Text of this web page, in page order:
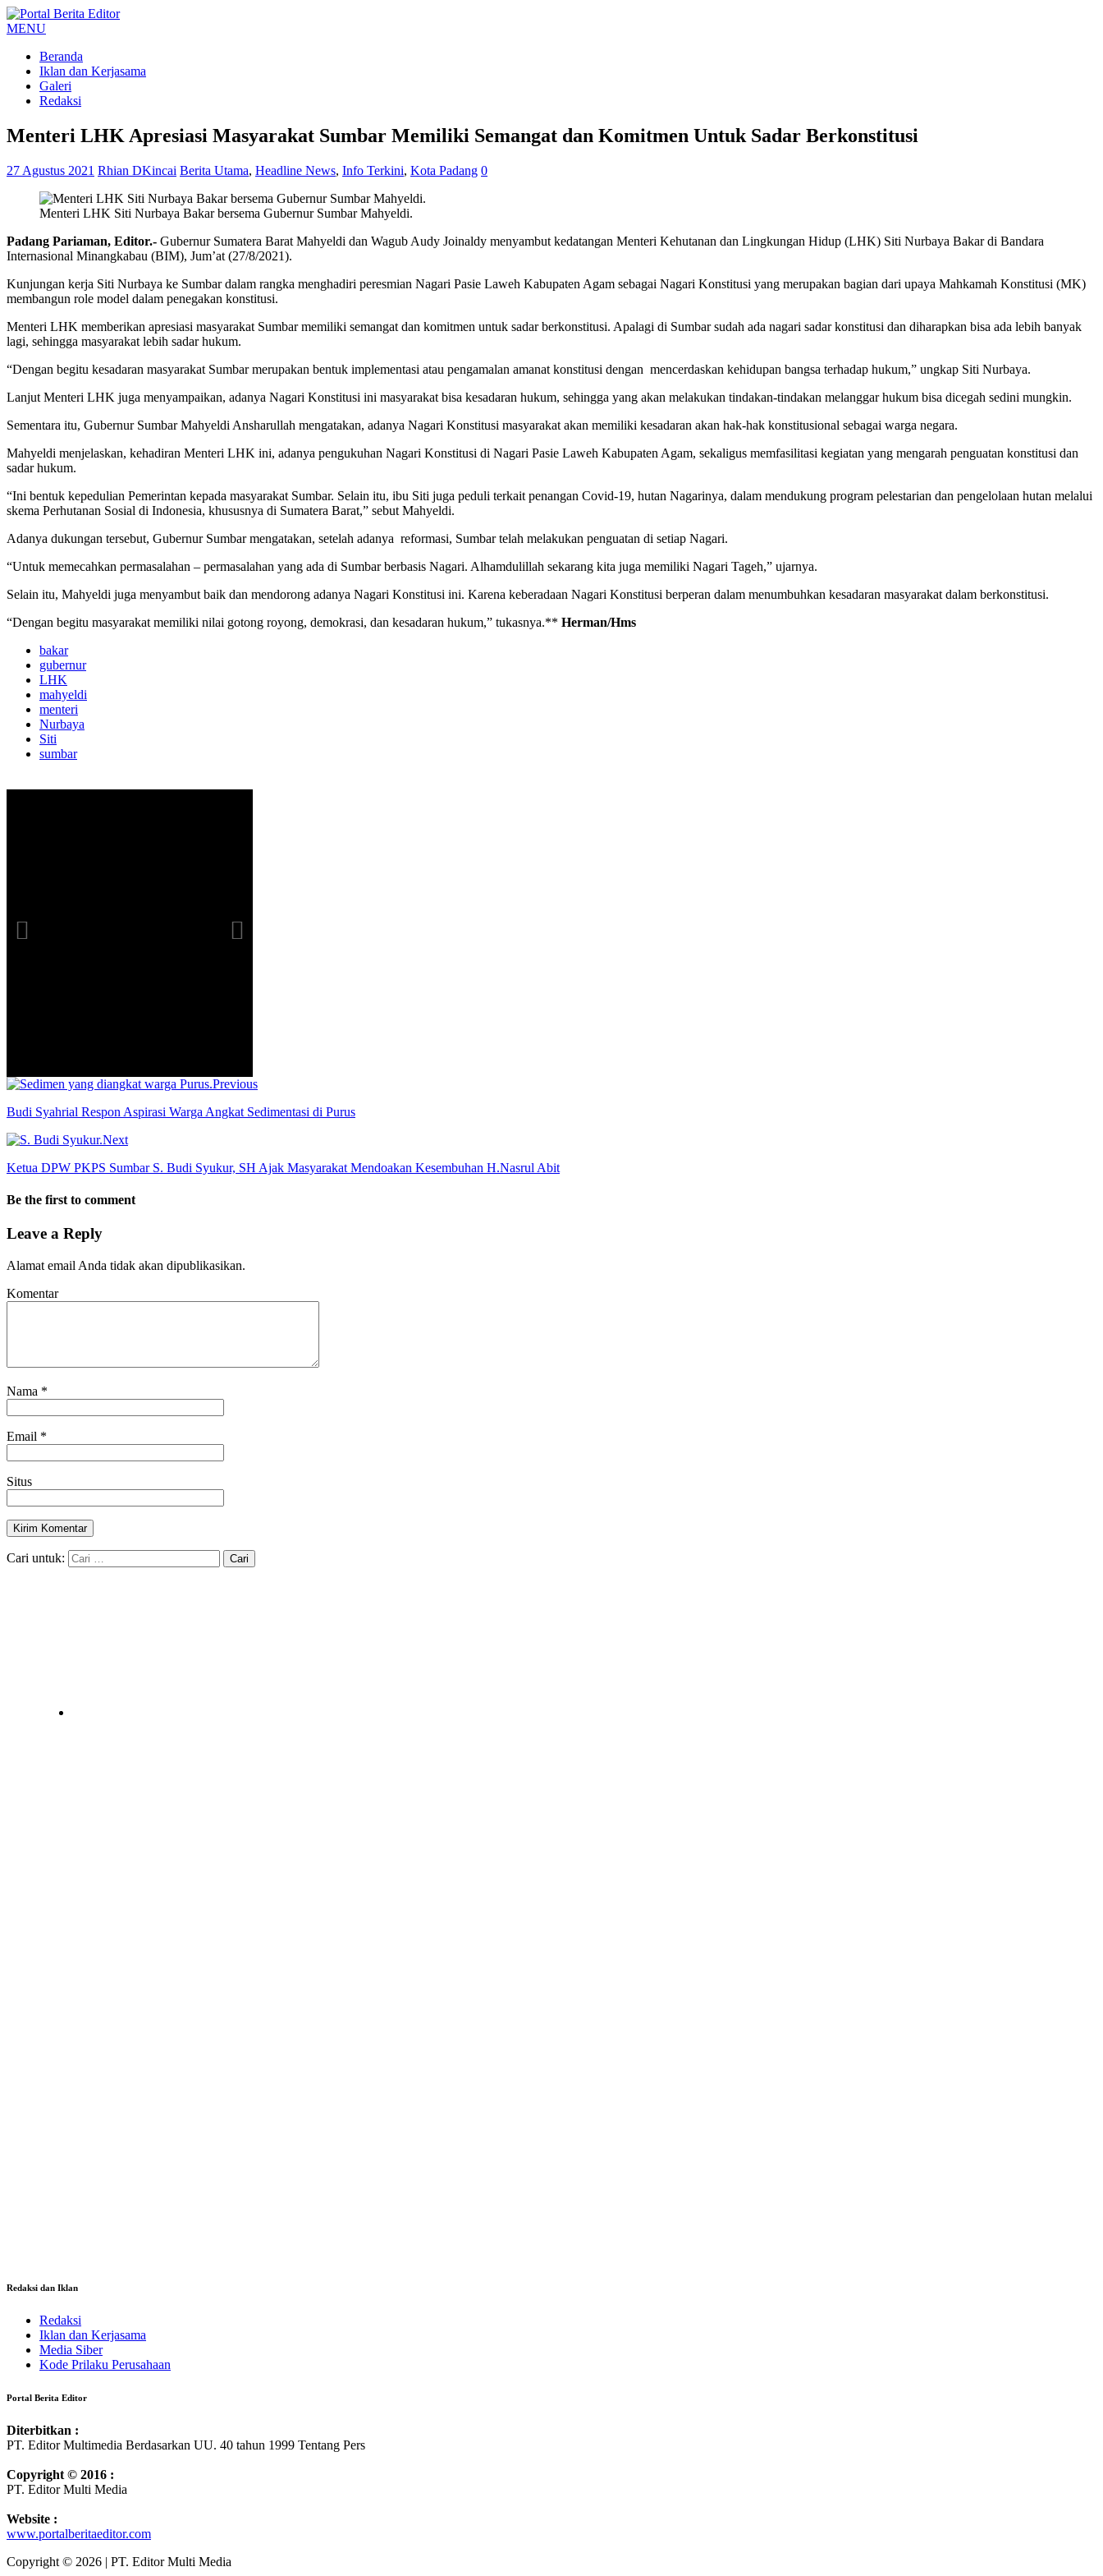
MENU
Beranda
Iklan dan Kerjasama
Galeri
Redaksi
Menteri LHK Apresiasi Masyarakat Sumbar Memiliki Semangat dan Komitmen Untuk Sadar Berkonstitusi
27 Agustus 2021 Rhian DKincai Berita Utama, Headline News, Info Terkini, Kota Padang 0
Menteri LHK Siti Nurbaya Bakar bersema Gubernur Sumbar Mahyeldi.
Padang Pariaman, Editor.- Gubernur Sumatera Barat Mahyeldi dan Wagub Audy Joinaldy menyambut kedatangan Menteri Kehutanan dan Lingkungan Hidup (LHK) Siti Nurbaya Bakar di Bandara
Internasional Minangkabau (BIM), Jum’at (27/8/2021).
Kunjungan kerja Siti Nurbaya ke Sumbar dalam rangka menghadiri peresmian Nagari Pasie Laweh Kabupaten Agam sebagai Nagari Konstitusi yang merupakan bagian dari upaya Mahkamah Konstitusi (MK)
membangun role model dalam penegakan konstitusi.
Menteri LHK memberikan apresiasi masyarakat Sumbar memiliki semangat dan komitmen untuk sadar berkonstitusi. Apalagi di Sumbar sudah ada nagari sadar konstitusi dan diharapkan bisa ada lebih banyak
lagi, sehingga masyarakat lebih sadar hukum.
“Dengan begitu kesadaran masyarakat Sumbar merupakan bentuk implementasi atau pengamalan amanat konstitusi dengan mencerdaskan kehidupan bangsa terhadap hukum,” ungkap Siti Nurbaya.
Lanjut Menteri LHK juga menyampaikan, adanya Nagari Konstitusi ini masyarakat bisa kesadaran hukum, sehingga yang akan melakukan tindakan-tindakan melanggar hukum bisa dicegah sedini mungkin.
Sementara itu, Gubernur Sumbar Mahyeldi Ansharullah mengatakan, adanya Nagari Konstitusi masyarakat akan memiliki kesadaran akan hak-hak konstitusional sebagai warga negara.
Mahyeldi menjelaskan, kehadiran Menteri LHK ini, adanya pengukuhan Nagari Konstitusi di Nagari Pasie Laweh Kabupaten Agam, sekaligus memfasilitasi kegiatan yang mengarah penguatan konstitusi dan
sadar hukum.
“Ini bentuk kepedulian Pemerintan kepada masyarakat Sumbar. Selain itu, ibu Siti juga peduli terkait penangan Covid-19, hutan Nagarinya, dalam mendukung program pelestarian dan pengelolaan hutan melalui
skema Perhutanan Sosial di Indonesia, khususnya di Sumatera Barat,” sebut Mahyeldi.
Adanya dukungan tersebut, Gubernur Sumbar mengatakan, setelah adanya reformasi, Sumbar telah melakukan penguatan di setiap Nagari.
“Untuk memecahkan permasalahan – permasalahan yang ada di Sumbar berbasis Nagari. Alhamdulillah sekarang kita juga memiliki Nagari Tageh,” ujarnya.
Selain itu, Mahyeldi juga menyambut baik dan mendorong adanya Nagari Konstitusi ini. Karena keberadaan Nagari Konstitusi berperan dalam menumbuhkan kesadaran masyarakat dalam berkonstitusi.
“Dengan begitu masyarakat memiliki nilai gotong royong, demokrasi, dan kesadaran hukum,” tukasnya.** Herman/Hms
bakar
gubernur
LHK
mahyeldi
menteri
Nurbaya
Siti
sumbar
info heading
Previous
Budi Syahrial Respon Aspirasi Warga Angkat Sedimentasi di Purus
Next
Ketua DPW PKPS Sumbar S. Budi Syukur, SH Ajak Masyarakat Mendoakan Kesembuhan H.Nasrul Abit
Be the first to comment
Leave a Reply
Alamat email Anda tidak akan dipublikasikan.
Komentar
Nama *
Email *
Situs
Cari untuk:
Redaksi dan Iklan
Redaksi
Iklan dan Kerjasama
Media Siber
Kode Prilaku Perusahaan
Portal Berita Editor
Diterbitkan :
PT. Editor Multimedia Berdasarkan UU. 40 tahun 1999 Tentang Pers
Copyright © 2016 :
PT. Editor Multi Media
Website :
www.portalberitaeditor.com
Copyright © 2026 | PT. Editor Multi Media